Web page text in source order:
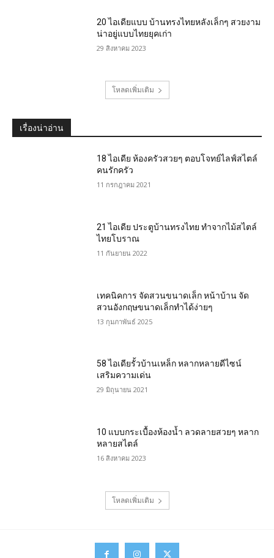
20 ไอเดียแบบ บ้านทรงไทยหลังเล็กๆ สวยงาม
น่าอยู่แบบไทยยุคเก่า
29 สิงหาคม 2023
โหลดเพิ่มเติม
เรื่องน่าอ่าน
18 ไอเดีย ห้องครัวสวยๆ ตอบโจทย์ไลฟ์สไตล์
คนรักครัว
11 กรกฎาคม 2021
21 ไอเดีย ประตูบ้านทรงไทย ทำจากไม้สไตล์
ไทยโบราณ
11 กันยายน 2022
เทคนิคการ จัดสวนขนาดเล็ก หน้าบ้าน จัด
สวนอังกฤษขนาดเล็กทำได้ง่ายๆ
13 กุมภาพันธ์ 2025
58 ไอเดียรั้วบ้านเหล็ก หลากหลายดีไซน์
เสริมความเด่น
29 มิถุนายน 2021
10 แบบกระเบื้องห้องน้ำ ลวดลายสวยๆ หลาก
หลายสไตล์
16 สิงหาคม 2023
โหลดเพิ่มเติม